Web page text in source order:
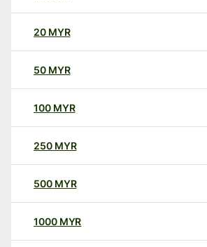
20 MYR
50 MYR
100 MYR
250 MYR
500 MYR
1000 MYR